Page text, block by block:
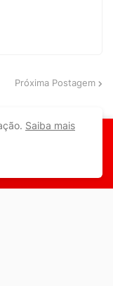
Próxima Postagem
Saiba mais